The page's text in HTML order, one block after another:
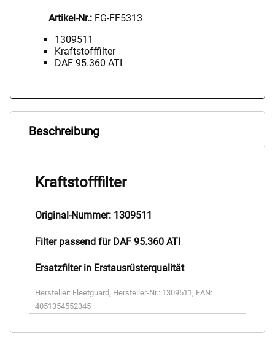
Artikel-Nr.: FG-FF5313
1309511
Kraftstofffilter
DAF 95.360 ATI
Beschreibung
Kraftstofffilter
Original-Nummer: 1309511
Filter passend für DAF 95.360 ATI
Ersatzfilter in Erstausrüsterqualität
Hersteller: Fleetguard, Hersteller-Nr.: 1309511 , EAN:
4051354552345